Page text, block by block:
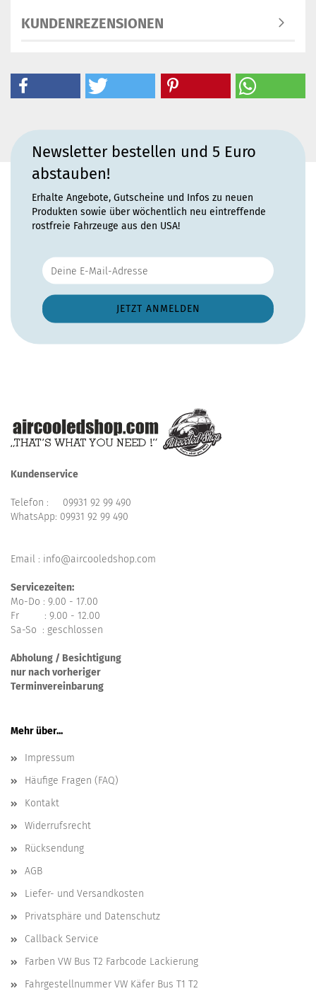
KUNDENREZENSIONEN
Newsletter bestellen und 5 Euro
abstauben!
Erhalte Angebote, Gutscheine und Infos zu neuen
Produkten sowie über wöchentlich neu eintreffende
rostfreie Fahrzeuge aus den USA!
Kundenservice
Telefon : 09931 92 99 490
WhatsApp: 09931 92 99 490
Email : info@aircooledshop.com
Servicezeiten:
Mo-Do : 9.00 - 17.00
Fr : 9.00 - 12.00
Sa-So : geschlossen
Abholung / Besichtigung
nur nach vorheriger
Terminvereinbarung
Mehr über...
Impressum
Häufige Fragen (FAQ)
Kontakt
Widerrufsrecht
Rücksendung
AGB
Liefer- und Versandkosten
Privatsphäre und Datenschutz
Callback Service
Farben VW Bus T2 Farbcode Lackierung
Fahrgestellnummer VW Käfer Bus T1 T2